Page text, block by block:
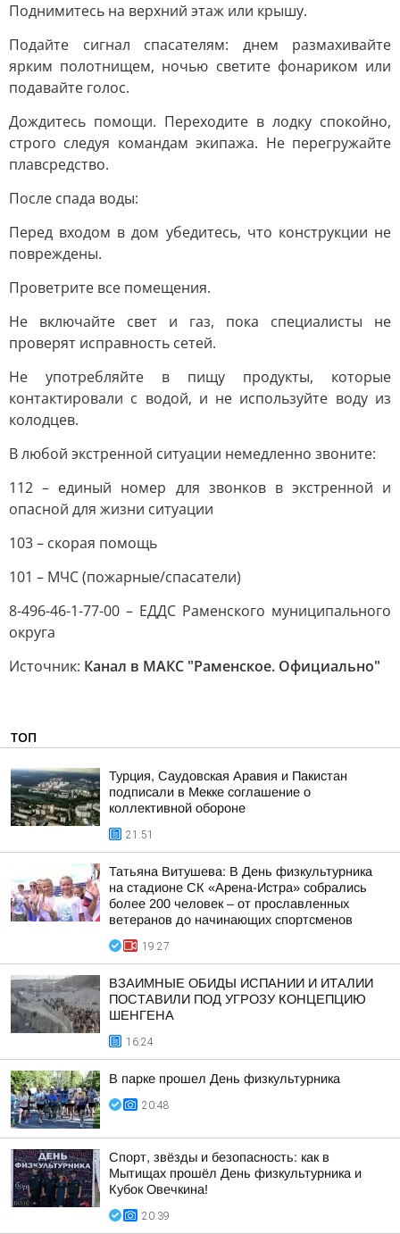
Поднимитесь на верхний этаж или крышу.
Подайте сигнал спасателям: днем размахивайте
ярким полотнищем, ночью светите фонариком или
подавайте голос.
Дождитесь помощи. Переходите в лодку спокойно,
строго следуя командам экипажа. Не перегружайте
плавсредство.
После спада воды:
Перед входом в дом убедитесь, что конструкции не
повреждены.
Проветрите все помещения.
Не включайте свет и газ, пока специалисты не
проверят исправность сетей.
Не употребляйте в пищу продукты, которые
контактировали с водой, и не используйте воду из
колодцев.
В любой экстренной ситуации немедленно звоните:
112 – единый номер для звонков в экстренной и
опасной для жизни ситуации
103 – скорая помощь
101 – МЧС (пожарные/спасатели)
8-496-46-1-77-00 – ЕДДС Раменского муниципального
округа
Источник: Канал в МАКС "Раменское. Официально"
ТОП
Турция, Саудовская Аравия и Пакистан
подписали в Мекке соглашение о
коллективной обороне
21:51
Татьяна Витушева: В День физкультурника
на стадионе СК «Арена-Истра» собрались
более 200 человек – от прославленных
ветеранов до начинающих спортсменов
19:27
ВЗАИМНЫЕ ОБИДЫ ИСПАНИИ И ИТАЛИИ
ПОСТАВИЛИ ПОД УГРОЗУ КОНЦЕПЦИЮ
ШЕНГЕНА
16:24
В парке прошел День физкультурника
20:48
Спорт, звёзды и безопасность: как в
Мытищах прошёл День физкультурника и
Кубок Овечкина!
20:39